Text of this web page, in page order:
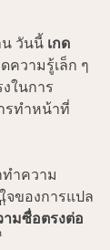
วันนี้ เกด
ความรู้เล็ก ๆ
ในการ
รทำหน้าที่
ำความ
จของการแปล
ามซื่อตรงต่อ